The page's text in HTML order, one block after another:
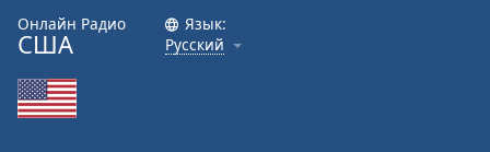
Font
Family
Онлайн Радио
США
Язык:
Русский